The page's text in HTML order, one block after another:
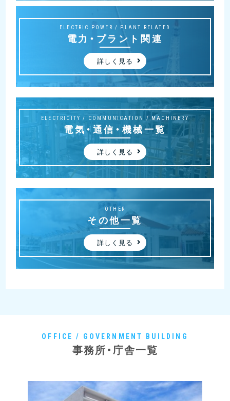
ELECTRIC POWER / PLANT RELATED
電力・プラント関連
詳しく見る
ELECTRICITY / COMMUNICATION / MACHINERY
電気・通信・機械一覧
詳しく見る
OTHER
その他一覧
詳しく見る
OFFICE / GOVERNMENT BUILDING
事務所・庁舎一覧